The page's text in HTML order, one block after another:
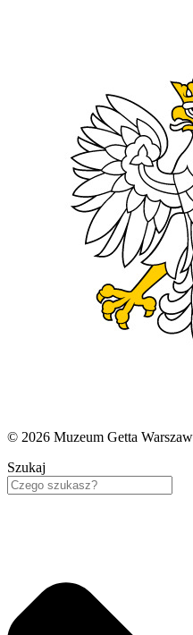
© 2026 Muzeum Getta
Szukaj